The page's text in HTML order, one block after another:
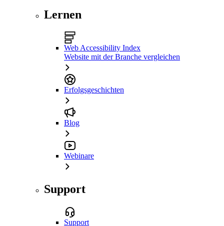
Lernen
Web Accessibility Index
Website mit der Branche vergleichen
Erfolgsgeschichten
Blog
Webinare
Support
Support